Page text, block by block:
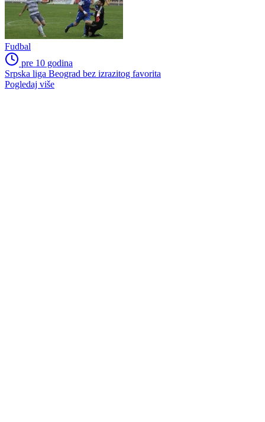
Fudbal
pre 10 godina
Srpska liga Beograd bez izrazitog favorita
Pogledaj više